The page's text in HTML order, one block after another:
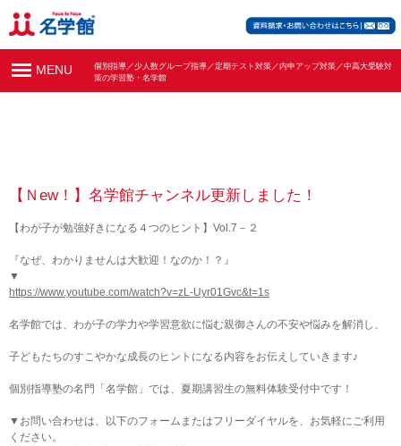
MENU
個別指導／少人数グループ指導／定期テスト対策／内申アップ対策／中高大受験対
策の学習塾・名学館
【Ｎew！】名学館チャンネル更新しました！
【わが子が勉強好きになる４つのヒント】Vol.7－２
『なぜ、わかりませんは大歓迎！なのか！？』
▼
https://www.youtube.com/watch?v=zL-Uyr01Gvc&t=1s
名学館では、わが子の学力や学習意欲に悩む親御さんの不安や悩みを解消し、
子どもたちのすこやかな成長のヒントになる内容をお伝えしていきます♪
個別指導塾の名門「名学館」では、夏期講習生の無料体験受付中です！
▼お問い合わせは、以下のフォームまたはフリーダイヤルを、お気軽にご利用
ください。